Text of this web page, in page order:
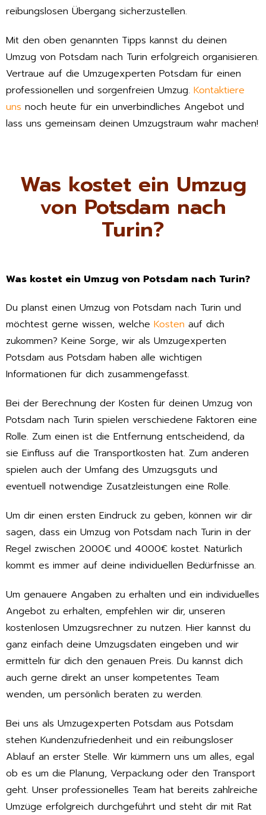
reibungslosen Übergang sicherzustellen.
Mit den oben genannten Tipps kannst du deinen
Umzug von Potsdam nach Turin erfolgreich organisieren.
Vertraue auf die Umzugexperten Potsdam für einen
professionellen und sorgenfreien Umzug. Kontaktiere
uns noch heute für ein unverbindliches Angebot und
lass uns gemeinsam deinen Umzugstraum wahr machen!
Was kostet ein Umzug
von Potsdam nach
Turin?
Was kostet ein Umzug von Potsdam nach Turin?
Du planst einen Umzug von Potsdam nach Turin und
möchtest gerne wissen, welche Kosten auf dich
zukommen? Keine Sorge, wir als Umzugexperten
Potsdam aus Potsdam haben alle wichtigen
Informationen für dich zusammengefasst.
Bei der Berechnung der Kosten für deinen Umzug von
Potsdam nach Turin spielen verschiedene Faktoren eine
Rolle. Zum einen ist die Entfernung entscheidend, da
sie Einfluss auf die Transportkosten hat. Zum anderen
spielen auch der Umfang des Umzugsguts und
eventuell notwendige Zusatzleistungen eine Rolle.
Um dir einen ersten Eindruck zu geben, können wir dir
sagen, dass ein Umzug von Potsdam nach Turin in der
Regel zwischen 2000€ und 4000€ kostet. Natürlich
kommt es immer auf deine individuellen Bedürfnisse an.
Um genauere Angaben zu erhalten und ein individuelles
Angebot zu erhalten, empfehlen wir dir, unseren
kostenlosen Umzugsrechner zu nutzen. Hier kannst du
ganz einfach deine Umzugsdaten eingeben und wir
ermitteln für dich den genauen Preis. Du kannst dich
auch gerne direkt an unser kompetentes Team
wenden, um persönlich beraten zu werden.
Bei uns als Umzugexperten Potsdam aus Potsdam
stehen Kundenzufriedenheit und ein reibungsloser
Ablauf an erster Stelle. Wir kümmern uns um alles, egal
ob es um die Planung, Verpackung oder den Transport
geht. Unser professionelles Team hat bereits zahlreiche
Umzüge erfolgreich durchgeführt und steht dir mit Rat